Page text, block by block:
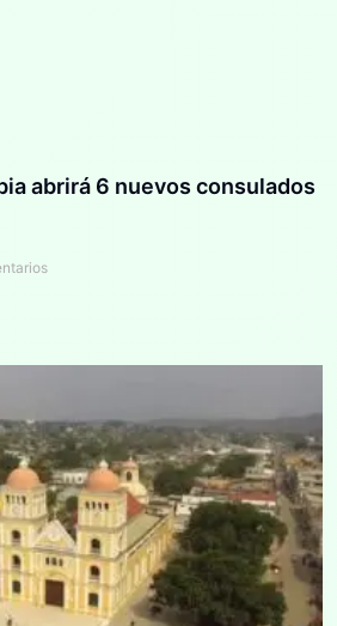
abrirá 6 nuevos consulados